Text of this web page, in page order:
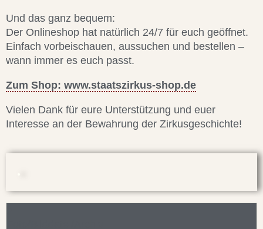
Und das ganz bequem:
Der Onlineshop hat natürlich 24/7 für euch geöffnet.
Einfach vorbeischauen, aussuchen und bestellen –
wann immer es euch passt.
Zum Shop: www.staatszirkus-shop.de
Vielen Dank für eure Unterstützung und euer
Interesse an der Bewahrung der Zirkusgeschichte!